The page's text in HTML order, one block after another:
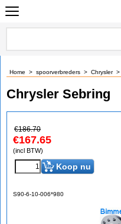
Home > spoorverbreders > Chrysler>
Chrysler Sebring
€186.70
€167.65
(incl BTW)
Koop nu
S90-6-10-006*980